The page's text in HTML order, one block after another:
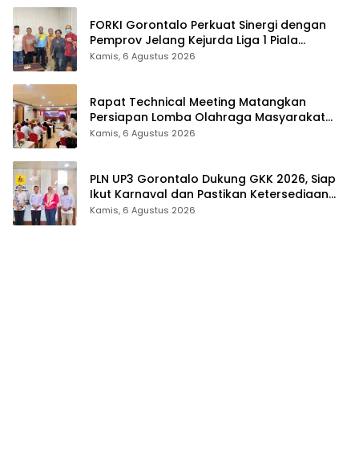
FORKI Gorontalo Perkuat Sinergi dengan
Pemprov Jelang Kejurda Liga 1 Piala
Gubernur 2026
Kamis, 6 Agustus 2026
Rapat Technical Meeting Matangkan
Persiapan Lomba Olahraga Masyarakat
Tingkat Provinsi Gorontalo
Kamis, 6 Agustus 2026
PLN UP3 Gorontalo Dukung GKK 2026, Siap
Ikut Karnaval dan Pastikan Ketersediaan
Listrik
Kamis, 6 Agustus 2026